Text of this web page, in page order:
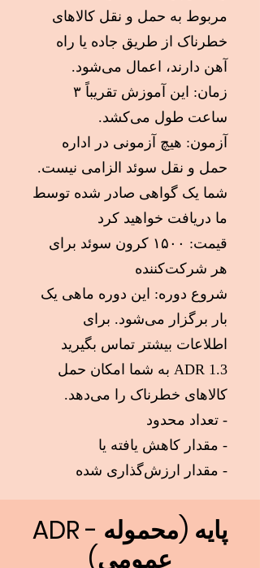
مربوط به حمل و نقل کالاهای
خطرناک از طریق جاده یا راه
آهن دارند، اعمال می‌شود.
زمان: این آموزش تقریباً ۳
ساعت طول می‌کشد.
آزمون: هیچ آزمونی در اداره
حمل و نقل سوئد الزامی نیست.
شما یک گواهی صادر شده توسط
ما دریافت خواهید کرد
قیمت: ۱۵۰۰ کرون سوئد برای
هر شرکت‌کننده
شروع دوره: این دوره ماهی یک
بار برگزار می‌شود. برای
اطلاعات بیشتر تماس بگیرید
ADR 1.3 به شما امکان حمل
کالاهای خطرناک را می‌دهد.
- تعداد محدود
- مقدار کاهش یافته یا
- مقدار ارزش‌گذاری شده
ADR - پایه (محموله
عمومی)